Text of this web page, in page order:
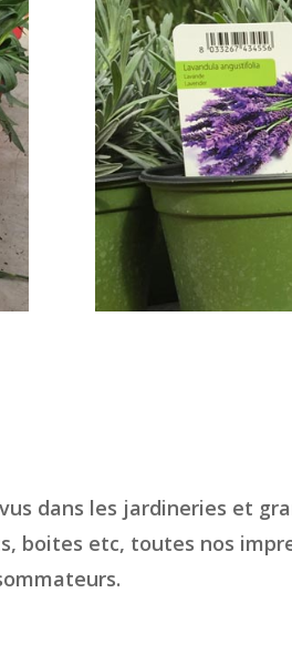
dans les jardineries et
boites etc, toutes nos